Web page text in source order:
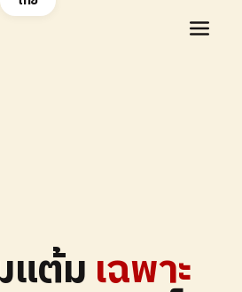
แต้มเฉพาะ